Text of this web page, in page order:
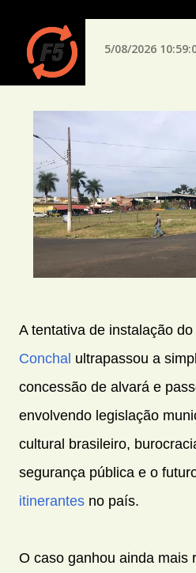
5/08/2026
A tentativa de instalação do
Conchal ultrapassou a
concessão de alvará e
envolvendo legislação
cultural brasileiro,
segurança pública e o
itinerantes no país.
O caso ganhou ainda mais